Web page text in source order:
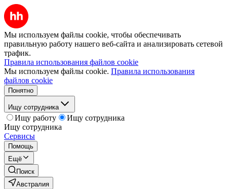
Мы используем файлы cookie, чтобы обеспечивать
правильную работу нашего веб-сайта и анализировать сетевой
трафик.
Правила использования файлов cookie
Мы используем файлы cookie. Правила использования
файлов cookie
Понятно
Ищу сотрудника
Ищу работу
Ищу сотрудника
Ищу сотрудника
Сервисы
Помощь
Ещё
Поиск
Австралия